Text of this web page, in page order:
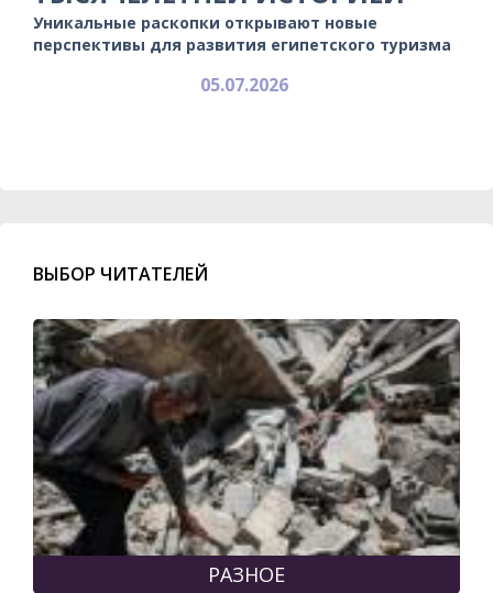
Уникальные раскопки открывают новые
перспективы для развития египетского туризма
05.07.2026
ВЫБОР ЧИТАТЕЛЕЙ
РАЗНОЕ